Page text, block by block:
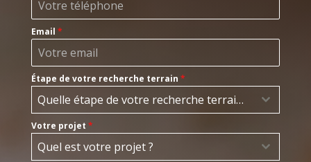
Email *
Étape de votre recherche terrain *
Quelle étape de votre recherche terrain ?
Votre projet *
Quel est votre projet ?